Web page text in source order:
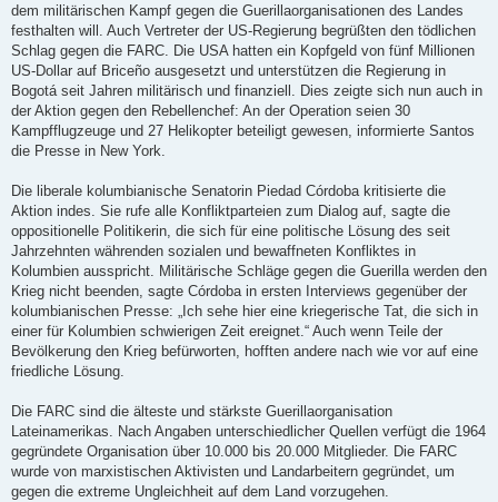
dem militärischen Kampf gegen die Guerillaorganisationen des Landes
festhalten will. Auch Vertreter der US-Regierung begrüßten den tödlichen
Schlag gegen die FARC. Die USA hatten ein Kopfgeld von fünf Millionen
US-Dollar auf Briceño ausgesetzt und unterstützen die Regierung in
Bogotá seit Jahren militärisch und finanziell. Dies zeigte sich nun auch in
der Aktion gegen den Rebellenchef: An der Operation seien 30
Kampfflugzeuge und 27 Helikopter beteiligt gewesen, informierte Santos
die Presse in New York.
Die liberale kolumbianische Senatorin Piedad Córdoba kritisierte die
Aktion indes. Sie rufe alle Konfliktparteien zum Dialog auf, sagte die
oppositionelle Politikerin, die sich für eine politische Lösung des seit
Jahrzehnten währenden sozialen und bewaffneten Konfliktes in
Kolumbien ausspricht. Militärische Schläge gegen die Guerilla werden den
Krieg nicht beenden, sagte Córdoba in ersten Interviews gegenüber der
kolumbianischen Presse: „Ich sehe hier eine kriegerische Tat, die sich in
einer für Kolumbien schwierigen Zeit ereignet.“ Auch wenn Teile der
Bevölkerung den Krieg befürworten, hofften andere nach wie vor auf eine
friedliche Lösung.
Die FARC sind die älteste und stärkste Guerillaorganisation
Lateinamerikas. Nach Angaben unterschiedlicher Quellen verfügt die 1964
gegründete Organisation über 10.000 bis 20.000 Mitglieder. Die FARC
wurde von marxistischen Aktivisten und Landarbeitern gegründet, um
gegen die extreme Ungleichheit auf dem Land vorzugehen.